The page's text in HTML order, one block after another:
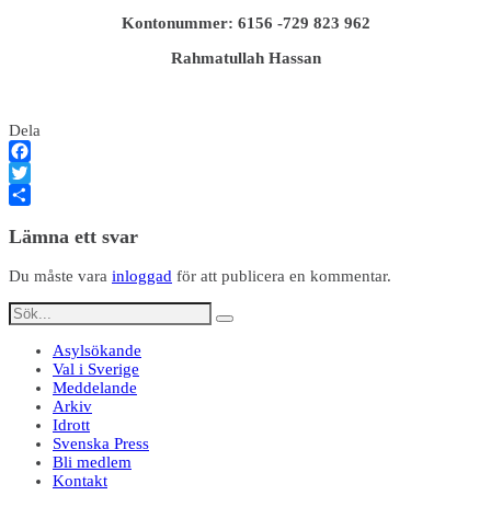
Kontonummer: 6156 -729 823 962
Rahmatullah Hassan
Dela
Facebook
Twitter
Lämna ett svar
Du måste vara inloggad för att publicera en kommentar.
Asylsökande
Val i Sverige
Meddelande
Arkiv
Idrott
Svenska Press
Bli medlem
Kontakt